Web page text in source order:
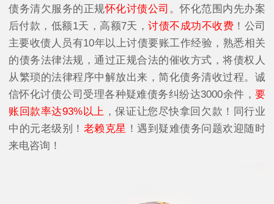
债务清欠服务的正规怀化讨债公司 。怀化范围内先办案
后付款，低额1天，高额7天，讨债不成功不收费 ！公司
主要收债人员有10年以上讨债要账工作经验，熟悉相关
的债务法律法规，通过正规合法的催收方式，将债权人
从繁琐的法律程序中解放出来，简化债务清收过程。诚
信怀化讨债公司受理各种疑难债务纠纷达3000余件， 要
账回款率达93%以上 ，保证让您尽快拿回欠款！同行业
中的元老级别！ 老赖克星 ！遇到疑难债务问题欢迎随时
来电咨询！